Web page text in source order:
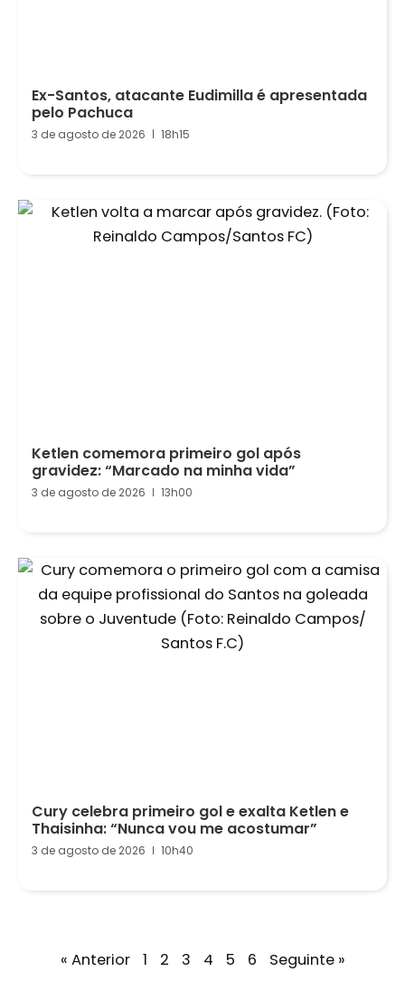
Ex-Santos, atacante Eudimilla é apresentada
pelo Pachuca
3 de agosto de 2026 18h15
Ketlen comemora primeiro gol após
gravidez: “Marcado na minha vida”
3 de agosto de 2026 13h00
Cury celebra primeiro gol e exalta Ketlen e
Thaisinha: “Nunca vou me acostumar”
3 de agosto de 2026 10h40
« Anterior 1 2 3 4 5 6 Seguinte »